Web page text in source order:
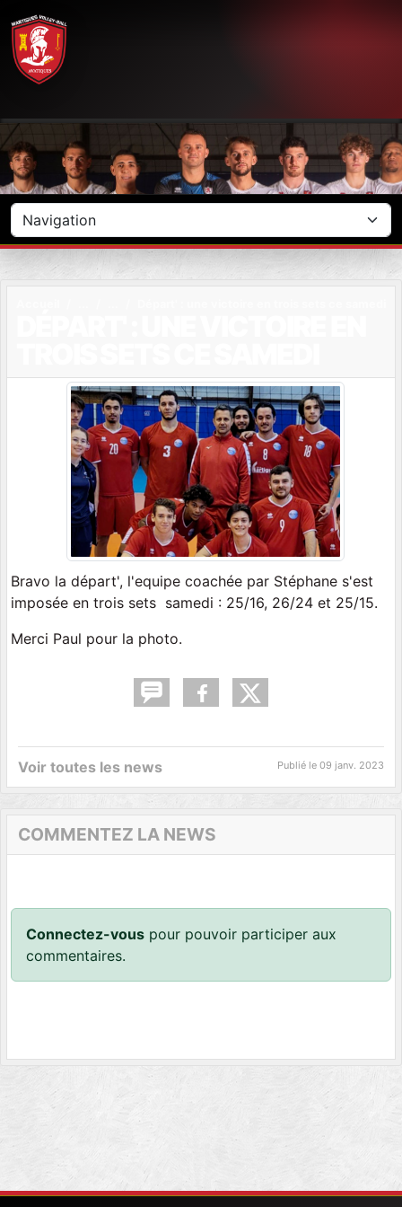
Bravo la départ', l'equipe coachée par Stéphane s'est
imposée en trois sets samedi : 25/16, 26/24 et 25/15.
Merci Paul pour la photo.
Voir toutes les news Publié le 09 janv. 2023
COMMENTEZ LA NEWS
Connectez-vous pour pouvoir participer aux
commentaires.
Panneau de gestion des cookies